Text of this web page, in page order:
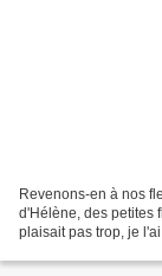
Revenons-en à nos
d'Hélène, des petites
plaisait pas trop, je